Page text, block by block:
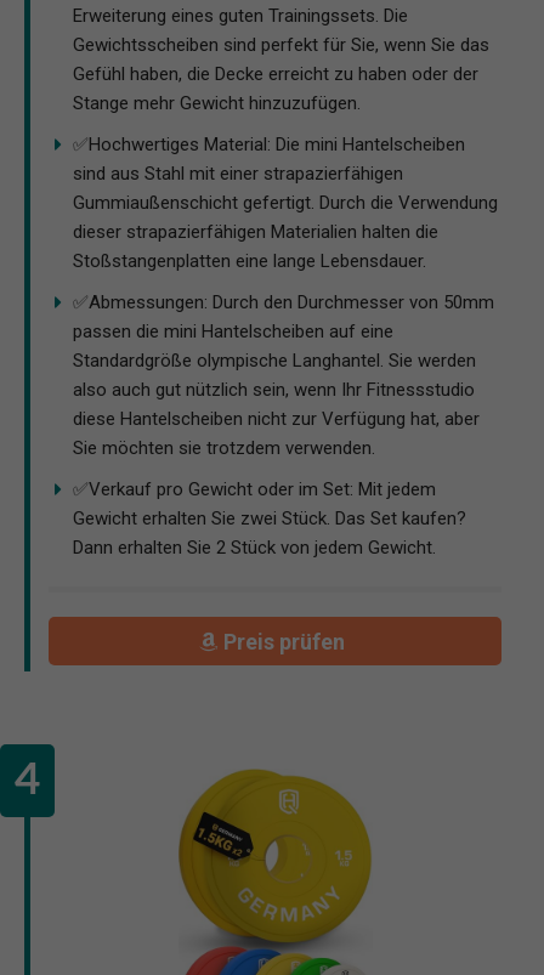
Erweiterung eines guten Trainingssets. Die
Gewichtsscheiben sind perfekt für Sie, wenn Sie das
Gefühl haben, die Decke erreicht zu haben oder der
Stange mehr Gewicht hinzuzufügen.
✅Hochwertiges Material: Die mini Hantelscheiben
sind aus Stahl mit einer strapazierfähigen
Gummiaußenschicht gefertigt. Durch die Verwendung
dieser strapazierfähigen Materialien halten die
Stoßstangenplatten eine lange Lebensdauer.
✅Abmessungen: Durch den Durchmesser von 50mm
passen die mini Hantelscheiben auf eine
Standardgröße olympische Langhantel. Sie werden
also auch gut nützlich sein, wenn Ihr Fitnessstudio
diese Hantelscheiben nicht zur Verfügung hat, aber
Sie möchten sie trotzdem verwenden.
✅Verkauf pro Gewicht oder im Set: Mit jedem
Gewicht erhalten Sie zwei Stück. Das Set kaufen?
Dann erhalten Sie 2 Stück von jedem Gewicht.
Preis prüfen